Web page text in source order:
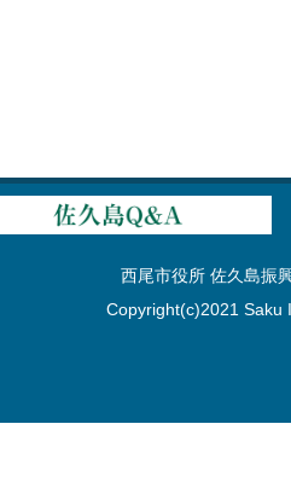
西尾市役所 佐久島振
Copyright(c)2021 Saku